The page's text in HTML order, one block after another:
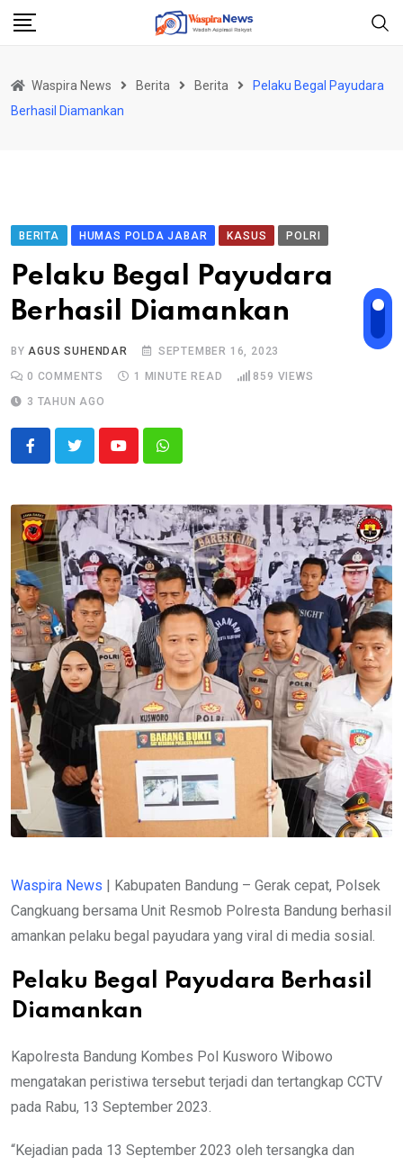
Skip
Waspira News Berita Berita
Pelaku Begal Payudara
Berhasil Diamankan
BERITA HUMAS POLDA JABAR KASUS POLRI
Pelaku Begal Payudara
Berhasil Diamankan
BYAGUS SUHENDAR
SEPTEMBER 16, 2023
0 COMMENTS 1 MINUTE READ 859 VIEWS
3 TAHUN AGO
YoutubeWhatsapp
Waspira News | Kabupaten Bandung – Gerak cepat, Polsek
Cangkuang bersama Unit Resmob Polresta Bandung berhasil
amankan pelaku begal payudara yang viral di media sosial.
Pelaku Begal Payudara Berhasil
Diamankan
Kapolresta Bandung Kombes Pol Kusworo Wibowo
mengatakan peristiwa tersebut terjadi dan tertangkap CCTV
pada Rabu, 13 September 2023.
“Kejadian pada 13 September 2023 oleh tersangka dan